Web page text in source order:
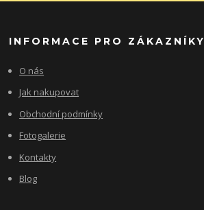
INFORMACE PRO ZÁKAZNÍKY
O nás
Jak nakupovat
Obchodní podmínky
Fotogalerie
Kontakty
Blog